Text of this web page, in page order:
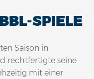
SPIELE
Saison in
rechtfertigte seine
mit einer